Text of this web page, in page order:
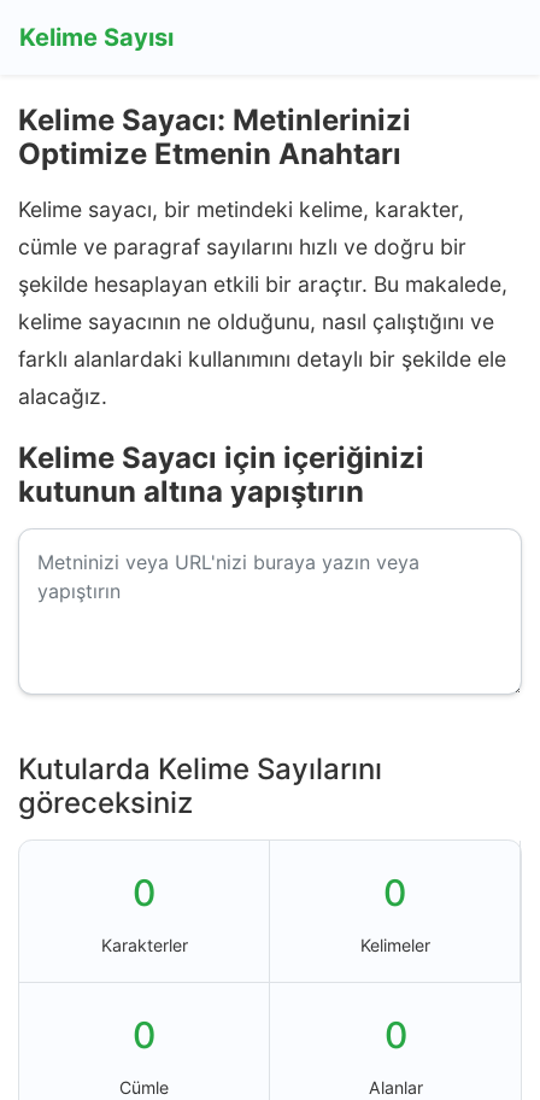
Kelime Sayısı
Kelime Sayacı: Metinlerinizi
Optimize Etmenin Anahtarı
Kelime sayacı, bir metindeki kelime, karakter,
cümle ve paragraf sayılarını hızlı ve doğru bir
şekilde hesaplayan etkili bir araçtır. Bu makalede,
kelime sayacının ne olduğunu, nasıl çalıştığını ve
farklı alanlardaki kullanımını detaylı bir şekilde ele
alacağız.
Kelime Sayacı için içeriğinizi
kutunun altına yapıştırın
Kutularda Kelime Sayılarını
göreceksiniz
0
Karakterler
0
Kelimeler
0
Cümle
0
Alanlar